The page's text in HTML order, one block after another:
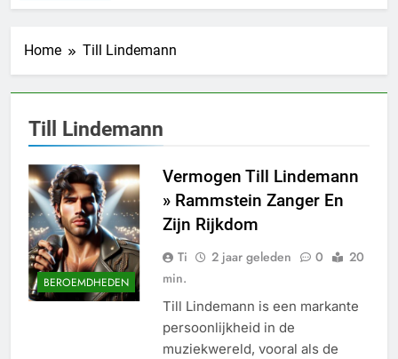
Home Till Lindemann
Till Lindemann
BEROEMDHEDEN
Vermogen Till Lindemann
» Rammstein Zanger En
Zijn Rijkdom
Ti 2 jaar geleden 0
20
min.
Till Lindemann is een markante
persoonlijkheid in de
muziekwereld, vooral als de